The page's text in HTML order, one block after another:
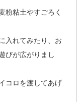
粉粘土やすごろく
入れてみたり、お
びが広がりまし
コロを渡してあげ